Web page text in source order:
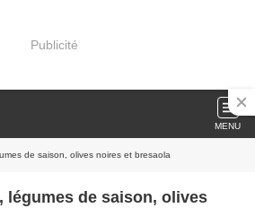
Publicité
MENU
de saison, olives noires et bresaola
légumes de saison, olives